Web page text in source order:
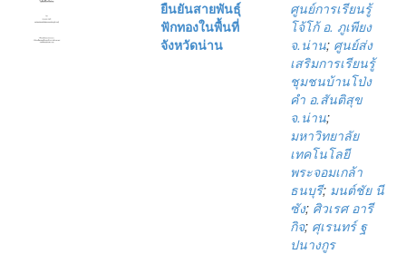
ยืนยันสายพันธุ์
ฟักทองในพื้นที่
จังหวัดน่าน
ศูนย์การเรียนรู้
โจ้โก้ อ. ภูเพียง
จ.น่าน; ศูนย์ส่ง
เสริมการเรียนรู้
ชุมชนบ้านโป่ง
คำ อ.สันติสุข
จ.น่าน;
มหาวิทยาลัย
เทคโนโลยี
พระจอมเกล้า
ธนบุรี; มนต์ชัย นี
ซัง; ศิวเรศ อารี
กิจ; ศุเรนทร์ ฐ
ปนางกูร